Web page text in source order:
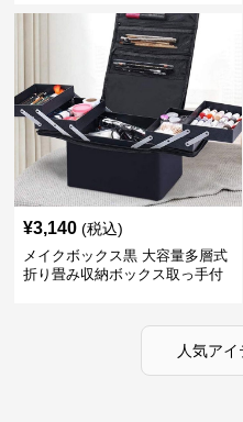
¥3,140 (税込)
メイクボックス黒 大容量多層式
折り畳み収納ボックス取っ手付
人気ア